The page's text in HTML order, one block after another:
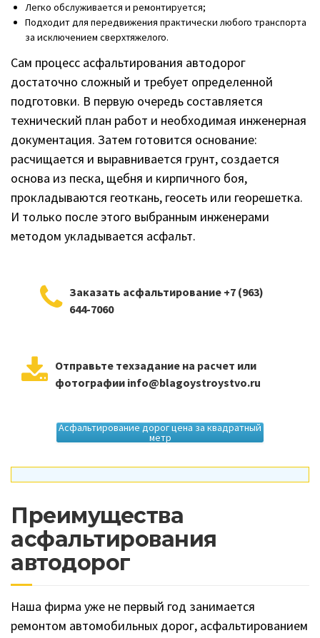
Легко обслуживается и ремонтируется;
Подходит для передвижения практически любого транспорта
за исключением сверхтяжелого.
Сам процесс асфальтирования автодорог
достаточно сложный и требует определенной
подготовки. В первую очередь составляется
технический план работ и необходимая инженерная
документация. Затем готовится основание:
расчищается и выравнивается грунт, создается
основа из песка, щебня и кирпичного боя,
прокладываются геоткань, геосеть или георешетка.
И только после этого выбранным инженерами
методом укладывается асфальт.
Заказать асфальтирование +7 (963)
644-7060
Отправьте техзадание на расчет или
фотографии info@blagoystroystvo.ru
Асфальтирование дорог цена за квадратный
метр
Преимущества
асфальтирования
автодорог
Наша фирма уже не первый год занимается
ремонтом автомобильных дорог, асфальтированием